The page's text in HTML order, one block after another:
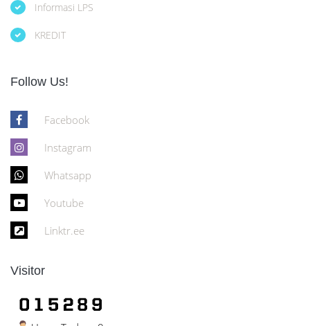
Informasi LPS
KREDIT
Follow Us!
Facebook
Instagram
Whatsapp
Youtube
Linktr.ee
Visitor